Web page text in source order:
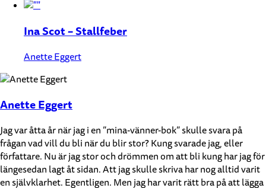
Ina Scot – Stallfeber
Anette Eggert
Anette Eggert
Jag var åtta år när jag i en ”mina-vänner-bok” skulle svara på
frågan vad vill du bli när du blir stor? Kung svarade jag, eller
författare. Nu är jag stor och drömmen om att bli kung har jag för
längesedan lagt åt sidan. Att jag skulle skriva har nog alltid varit
en självklarhet. Egentligen. Men jag har varit rätt bra på att lägga